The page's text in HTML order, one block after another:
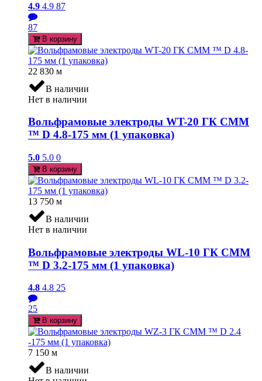
4.9 4.9 87
87
В корзину
22 830 м
В наличии
Нет в наличии
Вольфрамовые электроды WT-20 ГК СММ
™ D 4.8-175 мм (1 упаковка)
5.0 5.0 0
В корзину
13 750 м
В наличии
Нет в наличии
Вольфрамовые электроды WL-10 ГК СММ
™ D 3.2-175 мм (1 упаковка)
4.8 4.8 25
25
В корзину
7 150 м
В наличии